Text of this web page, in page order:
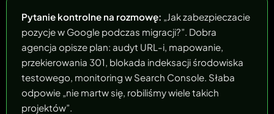
Pytanie kontrolne na rozmowę: „Jak zabezpieczacie
pozycje w Google podczas migracji?”. Dobra
agencja opisze plan: audyt URL-i, mapowanie,
przekierowania 301, blokada indeksacji środowiska
testowego, monitoring w Search Console. Słaba
odpowie „nie martw się, robiliśmy wiele takich
projektów”.